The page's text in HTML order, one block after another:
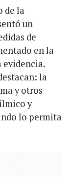
de la
un
de
en la
evidencia.
la
y otros
y
lo permita